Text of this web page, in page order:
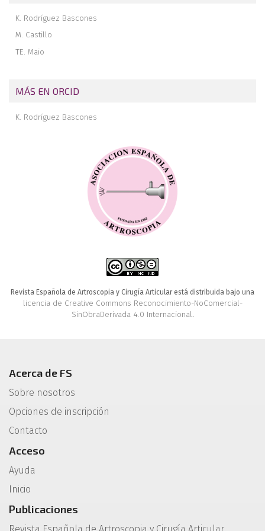
K. Rodríguez Bascones
M. Castillo
TE. Maio
MÁS EN ORCID
K. Rodríguez Bascones
Revista Española de Artroscopia y Cirugía Articular está distribuida bajo una
licencia de Creative Commons Reconocimiento-NoComercial-
SinObraDerivada 4.0 Internacional.
Acerca de FS
Sobre nosotros
Opciones de inscripción
Contacto
Acceso
Ayuda
Inicio
Publicaciones